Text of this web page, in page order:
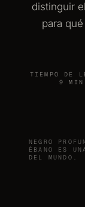
distinguir
para
TIEMPO DE
9 MIN
NEGRO
ÉBANO ES
DEL MUNDO.